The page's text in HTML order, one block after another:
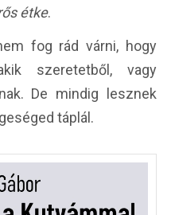
étke.
fog rád várni, hogy
szeretetből, vagy
De mindig lesznek
táplál.